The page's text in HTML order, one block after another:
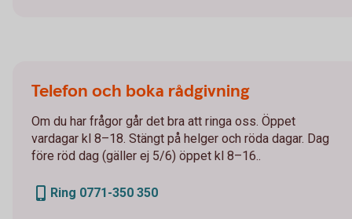
Telefon och boka rådgivning
Om du har frågor går det bra att ringa oss. Öppet
vardagar kl 8–18. Stängt på helger och röda dagar. Dag
före röd dag (gäller ej 5/6) öppet kl 8–16..
Ring 0771-350 350